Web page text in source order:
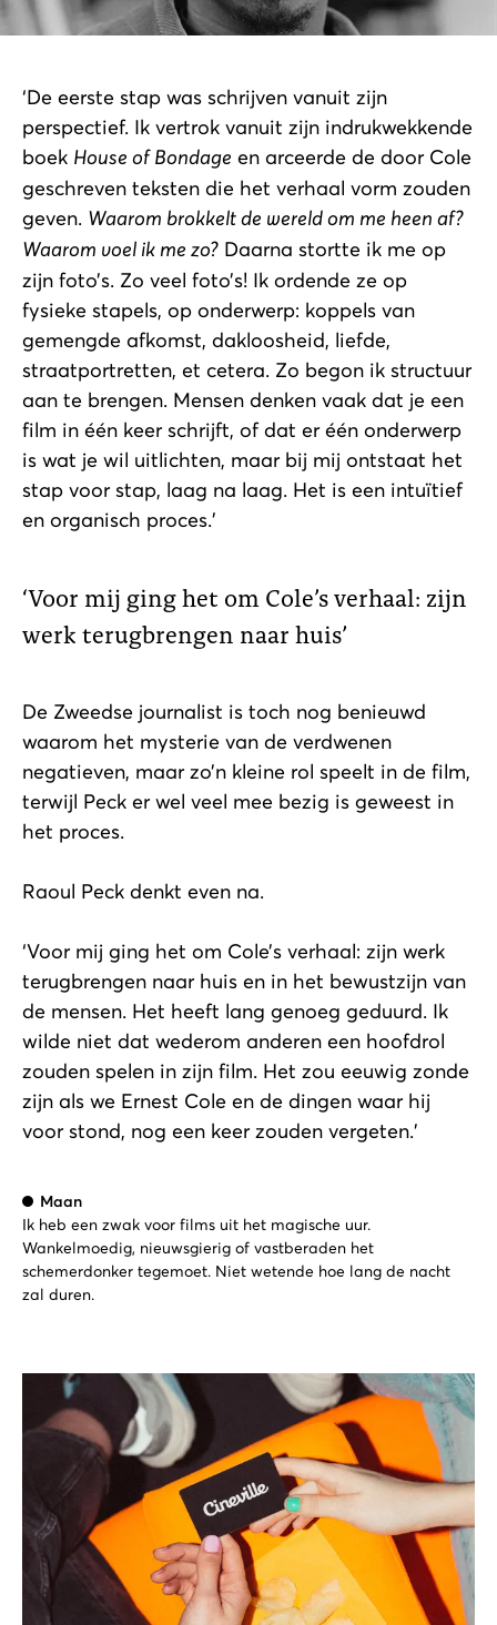
‘De eerste stap was schrijven vanuit zijn
perspectief. Ik vertrok vanuit zijn indrukwekkende
boek House of Bondage en arceerde de door Cole
geschreven teksten die het verhaal vorm zouden
geven. Waarom brokkelt de wereld om me heen af?
Waarom voel ik me zo? Daarna stortte ik me op
zijn foto’s. Zo veel foto’s! Ik ordende ze op
fysieke stapels, op onderwerp: koppels van
gemengde afkomst, dakloosheid, liefde,
straatportretten, et cetera. Zo begon ik structuur
aan te brengen. Mensen denken vaak dat je een
film in één keer schrijft, of dat er één onderwerp
is wat je wil uitlichten, maar bij mij ontstaat het
stap voor stap, laag na laag. Het is een intuïtief
en organisch proces.’
Voor mij ging het om Cole’s verhaal: zijn
werk terugbrengen naar huis
De Zweedse journalist is toch nog benieuwd
waarom het mysterie van de verdwenen
negatieven, maar zo’n kleine rol speelt in de film,
terwijl Peck er wel veel mee bezig is geweest in
het proces.
Raoul Peck denkt even na.
‘Voor mij ging het om Cole’s verhaal: zijn werk
terugbrengen naar huis en in het bewustzijn van
de mensen. Het heeft lang genoeg geduurd. Ik
wilde niet dat wederom anderen een hoofdrol
zouden spelen in zijn film. Het zou eeuwig zonde
zijn als we Ernest Cole en de dingen waar hij
voor stond, nog een keer zouden vergeten.’
Maan
Ik heb een zwak voor films uit het magische uur.
Wankelmoedig, nieuwsgierig of vastberaden het
schemerdonker tegemoet. Niet wetende hoe lang de nacht
zal duren.